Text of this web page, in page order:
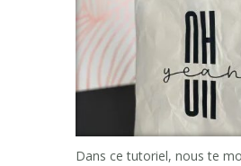
Dans ce tutoriel, nous te